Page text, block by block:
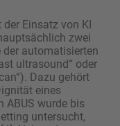
Einsatz von KI
zwei
automatisierten
ultrasound“ oder
Dazu gehört
eines
ABUS wurde bis
untersucht,